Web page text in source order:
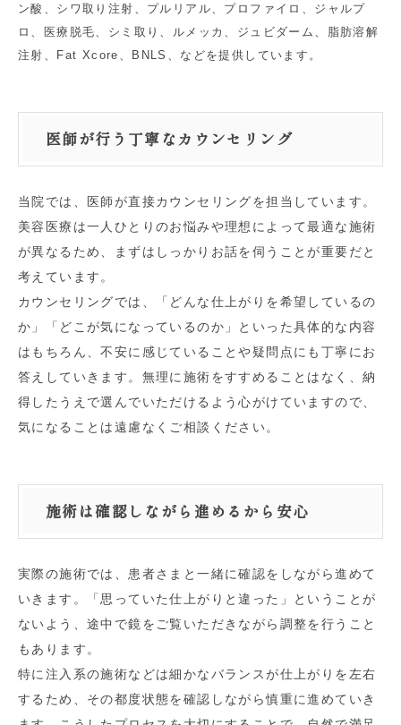
ン酸、シワ取り注射、プルリアル、プロファイロ、ジャルプ
ロ、医療脱毛、シミ取り、ルメッカ、ジュビダーム、脂肪溶解
注射、Fat Xcore、BNLS、などを提供しています。
医師が行う丁寧なカウンセリング
当院では、医師が直接カウンセリングを担当しています。
美容医療は一人ひとりのお悩みや理想によって最適な施術
が異なるため、まずはしっかりお話を伺うことが重要だと
考えています。
カウンセリングでは、「どんな仕上がりを希望しているの
か」「どこが気になっているのか」といった具体的な内容
はもちろん、不安に感じていることや疑問点にも丁寧にお
答えしていきます。無理に施術をすすめることはなく、納
得したうえで選んでいただけるよう心がけていますので、
気になることは遠慮なくご相談ください。
施術は確認しながら進めるから安心
実際の施術では、患者さまと一緒に確認をしながら進めて
いきます。「思っていた仕上がりと違った」ということが
ないよう、途中で鏡をご覧いただきながら調整を行うこと
もあります。
特に注入系の施術などは細かなバランスが仕上がりを左右
するため、その都度状態を確認しながら慎重に進めていき